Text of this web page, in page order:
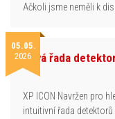
Ačkoli jsme neměli k
05.05.
2026Nová řada
XP ICON Navržen pro
intuitivní řada detektorů